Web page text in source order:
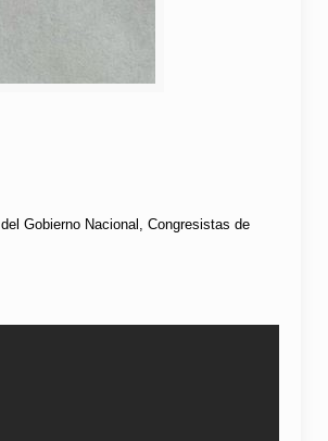
Gobierno Nacional, Congresistas de